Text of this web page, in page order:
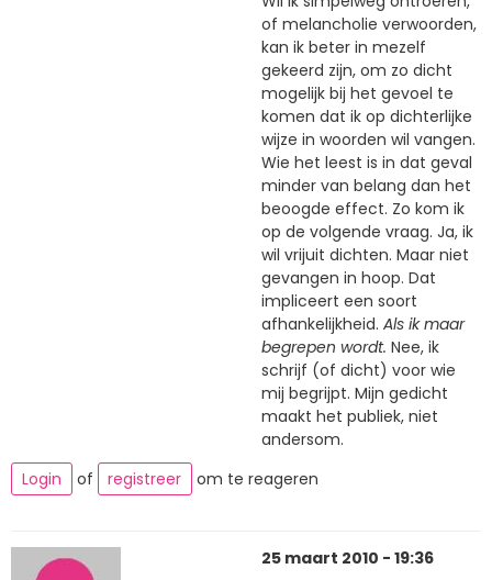
of melancholie verwoorden,
kan ik beter in mezelf
gekeerd zijn, om zo dicht
mogelijk bij het gevoel te
komen dat ik op dichterlijke
wijze in woorden wil vangen.
Wie het leest is in dat geval
minder van belang dan het
beoogde effect. Zo kom ik
op de volgende vraag. Ja, ik
wil vrijuit dichten. Maar niet
gevangen in hoop. Dat
impliceert een soort
afhankelijkheid. Als ik maar
begrepen wordt. Nee, ik
schrijf (of dicht) voor wie
mij begrijpt. Mijn gedicht
maakt het publiek, niet
andersom.
Login
of registreer om te reageren
25 maart 2010 - 19:36